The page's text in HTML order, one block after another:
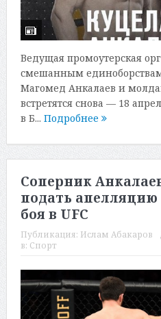
Ведущая промоутерская
смешанным
Магомед Анкалаев и
встретятся снова — 18
в Б... Подробнее
Соперник
подать апелляцию
боя в UFC
Публикация: Ислам Абакаров
в: Спорт